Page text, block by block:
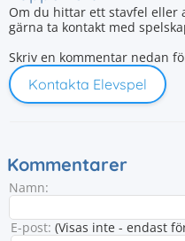
Om du hittar ett stavfel eller
gärna ta kontakt med
Skriv en kommentar nedan
Kontakta Elevspel
Kommentarer
Namn:
E-post: (Visas inte - endast